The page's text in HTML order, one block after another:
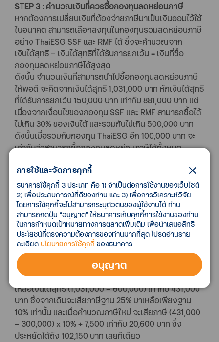
STEP 3 : คำนวณเงินที่ควรซื้อกองทุนลดหย่อนภาษี
หากต้องการเปลี่ยนเงินที่ต้องจ่ายภาษีมาเป็นเงินออมไว้ใช้
ในอนาคต สามารถเลือกลงทุนในกองทุนรวมลดหย่อนภาษี
อย่าง ThaiESG SSF และ RMF ได้ ซึ่งจะคำนวณจาก
เงินได้สุทธิ – เงินได้สุทธิที่ได้รับการยกเว้น = เงินที่ซื้อ
กองทุนลดหย่อนภาษีได้สูงสุด
ดังนั้น จำนวนเงินที่สามารถนำไปซื้อกองทุนลดหย่อนภาษี
ให้พอดี จะคิดจากเงินได้สุทธิ 1,031,000 บาท หักเงินได้สุทธิ
ที่ได้รับการยกเว้น 150,000 บาท เท่ากับ 881,000 บาท แต่
เนื่องจากเงื่อนไขของกองทุน SSF และ RMF สามารถซื้อได้
ไม่เกิน 30% ของเงินได้ และรวมกันไม่เกิน 500,000 บาท
ดังนั้นเมื่อรวมกับกองทุน ThaiESG อีก 100,000 บาท จะ
เท่ากับว่าสามารถซื้อกองทุนลดหย่อนภาษีได้ทั้งหมด
แล้วควรซื้อกองทุนไหนดี จำนวนเท่าไหร่บ้างนั้น ก็ให้ดูตาม
ความเหมาะสม อย่างเป้าหมายการลงทุนและความเสี่ยงที่
รับได้ เช่น หากต้องการลงทุนระยะยาว 10 ปี ก็ให้ลงน้ำหนัก
ไปที่กองทุน SSF จำนวน 200,000 บาท และกองทุน RMF
อีก 300,000 บาท หรือหากต้องการลงทุนเพื่อเกษียณอายุ
ก็ให้ลงน้ำหนักไปที่กองทุน RMF จำนวน 360,000 บาท แล้ว
ที่เหลืออีก 140,000 บาทนำไปซื้อ SSF ก็ได้เช่นกัน
สรุป หากซื้อกองทุนลดหย่อนภาษี 600,000 บาท จะทำให้
เหลือเงินได้สุทธิ (1,031,000 – 600,000) เท่ากับ 431,000
บาท ซึ่งจากเดิมจะเสียภาษีฐาน 25% มาเหลือเพียงฐาน
10% เท่านั้น และเมื่อคำนวณภาษีใหม่ จะเสียภาษี (431,000
– 300,000) x 10% + 7,500 เท่ากับ 20,600 บาท ซึ่ง
ประหยัดได้ถึง 102,150 บาท เลยทีเดียว
การใช้และจัดการคุกกี้
ธนาคารใช้คุกกี้ 3 ประเภท คือ 1) จำเป็นต่อการใช้งานของเว็บไซต์
2) เพื่อประสบการณ์ที่ดีของท่าน และ 3) เพื่อการวิเคราะห์วิจัย
โดยการใช้คุกกี้จะไม่สามารถระบุตัวตนของผู้ใช้งานได้ ท่าน
สามารถกดปุ่ม “อนุญาต” ให้ธนาคารเก็บคุกกี้การใช้งานของท่าน
ในการกำหนดเป้าหมายทางการตลาดเพิ่มเติม เพื่อนำเสนอสิทธิ
ประโยชน์ที่ตรงความต้องการของท่านมากที่สุด โปรดอ่านราย
ละเอียด นโยบายการใช้คุกกี้ของธนาคาร
อนุญาต